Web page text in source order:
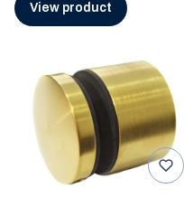
View product